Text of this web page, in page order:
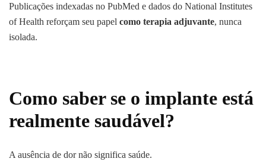
Publicações indexadas no PubMed e dados do National Institutes
of Health reforçam seu papel como terapia adjuvante, nunca
isolada.
Como saber se o implante está
realmente saudável?
A ausência de dor não significa saúde.